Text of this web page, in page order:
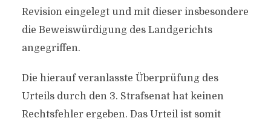
Revision eingelegt und mit dieser insbesondere
die Beweiswürdigung des Landgerichts
angegriffen.
Die hierauf veranlasste Überprüfung des
Urteils durch den 3. Strafsenat hat keinen
Rechtsfehler ergeben. Das Urteil ist somit